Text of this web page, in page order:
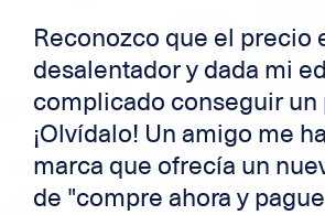
Reconozco que el precio
desalentador y dada mi
complicado conseguir un
¡Olvídalo! Un amigo me
marca que ofrecía un
de "compre ahora y